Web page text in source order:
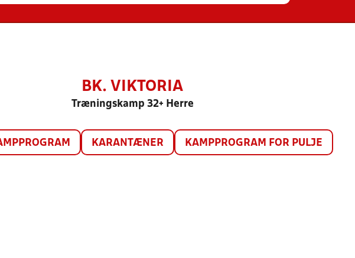
BK. VIKTORIA
Træningskamp 32+ Herre
KARANTÆNER KAMPPROGRAM FOR PULJE